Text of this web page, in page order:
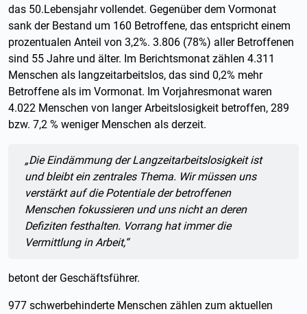
das 50.Lebensjahr vollendet. Gegenüber dem Vormonat
sank der Bestand um 160 Betroffene, das entspricht einem
prozentualen Anteil von 3,2%. 3.806 (78%) aller Betroffenen
sind 55 Jahre und älter. Im Berichtsmonat zählen 4.311
Menschen als langzeitarbeitslos, das sind 0,2% mehr
Betroffene als im Vormonat. Im Vorjahresmonat waren
4.022 Menschen von langer Arbeitslosigkeit betroffen, 289
bzw. 7,2 % weniger Menschen als derzeit.
Zitat:
„Die Eindämmung der Langzeitarbeitslosigkeit ist
und bleibt ein zentrales Thema. Wir müssen uns
verstärkt auf die Potentiale der betroffenen
Menschen fokussieren und uns nicht an deren
Defiziten festhalten. Vorrang hat immer die
Vermittlung in Arbeit,“
betont der Geschäftsführer.
977 schwerbehinderte Menschen zählen zum aktuellen